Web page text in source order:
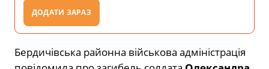
ДОДАТИ ЗАРАЗ
Бердичівська районна військова адміністрація